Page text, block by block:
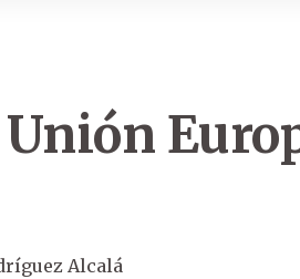
Alcalá